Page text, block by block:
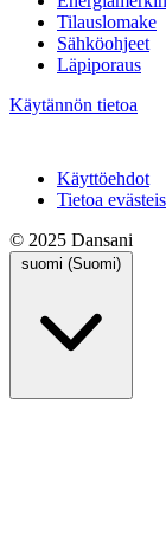
Tilauslomake
Sähköohjeet
Läpiporaus
Käytännön tietoa
Käyttöehdot
Tietoa
© 2025 Dansani
suomi (Suomi)